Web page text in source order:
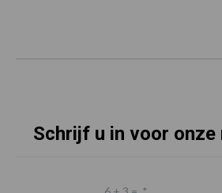
Schrijf u in voor